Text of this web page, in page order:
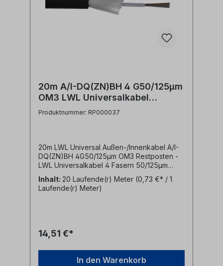
20m A/I-DQ(ZN)BH 4 G50/125µm
OM3 LWL Universalkabel
Restposten
Produktnummer: RP000037
20m LWL Universal Außen-/Innenkabel A/I-
DQ(ZN)BH 4G50/125µm OM3 Restposten -
LWL Universalkabel 4 Fasern 50/125µm
OM3- halogenfreier (LSZH) Mantel schwarz-
Zentrale Bündelader- nichtmetallischer
Nagetierschutz (Glasrovings)
Inhalt: 20 Laufende(r) Meter (0,73 €* / 1
Laufende(r) Meter)
14,51 €*
In den Warenkorb